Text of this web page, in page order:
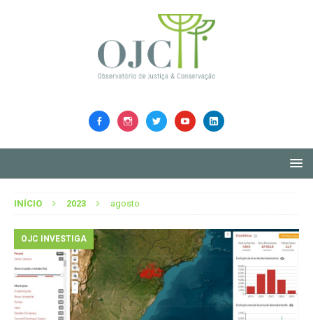
INÍCIO 2023 agosto
OJC INVESTIGA